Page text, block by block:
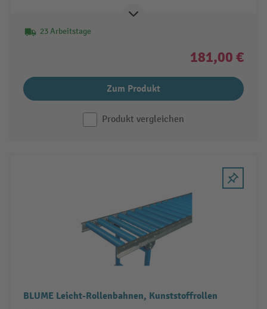
23 Arbeitstage
181,00 €
Zum Produkt
Produkt vergleichen
BLUME Leicht-Rollenbahnen, Kunststoffrollen